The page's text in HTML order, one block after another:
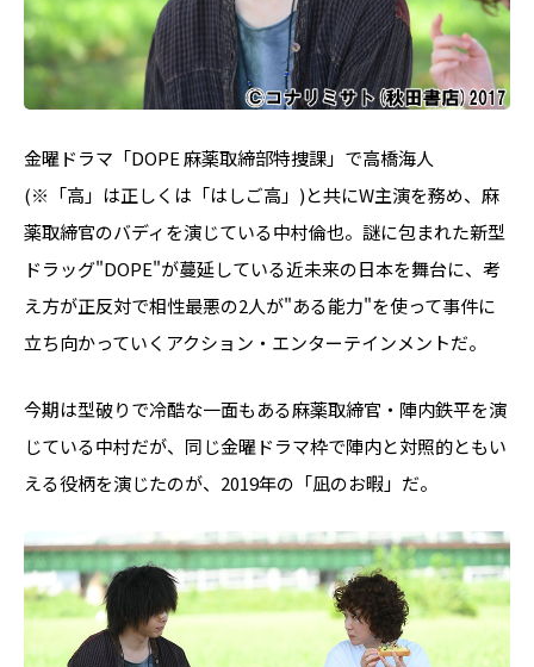
金曜ドラマ「DOPE 麻薬取締部特捜課」で高橋海人
(※「高」は正しくは「はしご高」)と共にW主演を務め、麻
薬取締官のバディを演じている中村倫也。謎に包まれた新型
ドラッグ"DOPE"が蔓延している近未来の日本を舞台に、考
え方が正反対で相性最悪の2人が"ある能力"を使って事件に
立ち向かっていくアクション・エンターテインメントだ。
今期は型破りで冷酷な一面もある麻薬取締官・陣内鉄平を演
じている中村だが、同じ金曜ドラマ枠で陣内と対照的ともい
える役柄を演じたのが、2019年の「凪のお暇」だ。